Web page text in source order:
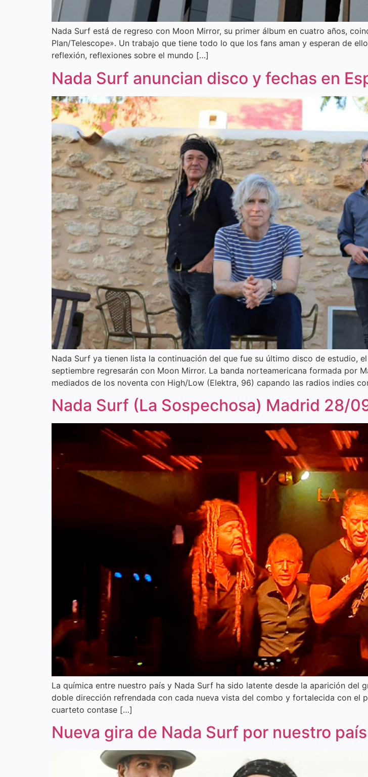
Nada Surf está de regreso con Moon Mirror, su primer álbum en cuatro años,
Plan/Telescope». Un trabajo que tiene todo lo que los fans aman y esperan de
reflexión, reflexiones sobre el mundo […]
Nada Surf anuncian disco y fechas en
Nada Surf ya tienen lista la continuación del que fue su último disco de estudio,
septiembre regresarán con Moon Mirror. La banda norteamericana formada por
mediados de los noventa con High/Low (Elektra, 96) capando las radios indies
Nada Surf (La Sospechosa) Madrid 28/
La química entre nuestro país y Nada Surf ha sido latente desde la aparición del
doble dirección refrendada con cada nueva vista del combo y fortalecida con el
cuarteto contase […]
Nueva gira de Nada Surf por nuestro país